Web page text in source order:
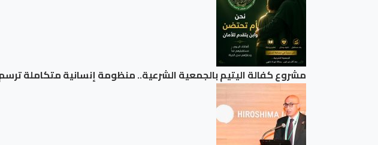
مشروع كفالة اليتيم بالجمعية الشرعية.. منظومة إنسانية متكاملة ترسم